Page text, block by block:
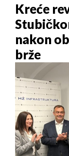
Kreće
nakon
brže